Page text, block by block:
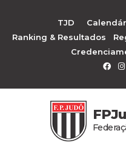
TJD
Ranking & Resultados